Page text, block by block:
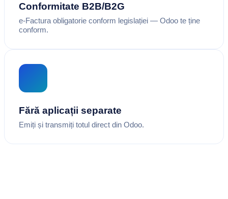
Conformitate B2B/B2G
e-Factura obligatorie conform legislației — Odoo te ține
conform.
Fără aplicații separate
Emiți și transmiți totul direct din Odoo.